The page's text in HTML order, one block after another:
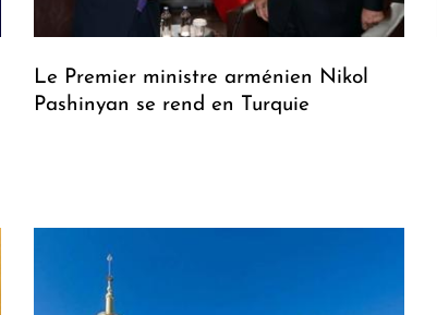
Le Premier ministre arménien Nikol
Pashinyan se rend en Turquie